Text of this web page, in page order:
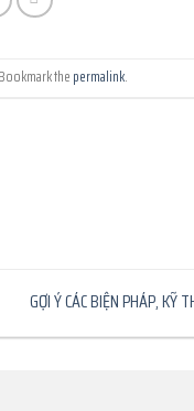
thepermalink.
GỢI Ý CÁC BIỆN PHÁP, KỸ